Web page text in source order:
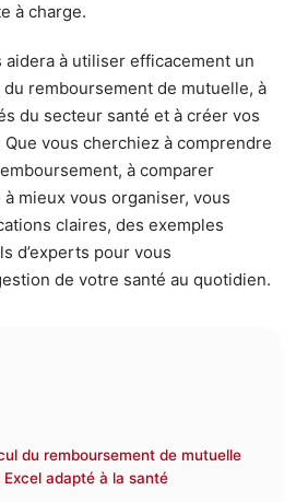
à charge.
à utiliser efficacement un
remboursement de mutuelle, à
du secteur santé et à créer vos
vous cherchiez à comprendre
à comparer
mieux vous organiser, vous
claires, des exemples
d’experts pour vous
de votre santé au quotidien.
du remboursement de mutuelle
adapté à la santé